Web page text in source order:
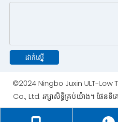
ដាក់ស្នើ
©2024 Ningbo Juxin ULT-
Co., Ltd. រក្សាសិទ្ធិគ្រប់យ៉ាង។ ផែនទី